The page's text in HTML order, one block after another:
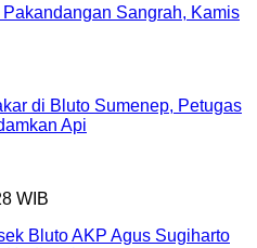
di Bluto Sumenep, Petugas
Api
WIB
Bluto AKP Agus Sugiharto